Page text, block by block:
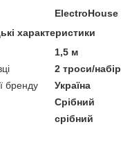
ElectroHouse
характеристики
1,5 м
2 троси/набір
бренду
Україна
Срібний
срібний